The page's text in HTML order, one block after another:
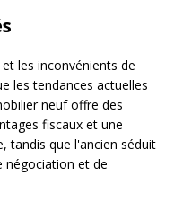
les inconvénients de
les tendances actuelles
neuf offre des
fiscaux et une
tandis que l'ancien séduit
négociation et de